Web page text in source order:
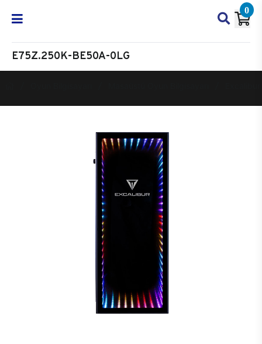
0
E75Z.250K-BE50A-0LG